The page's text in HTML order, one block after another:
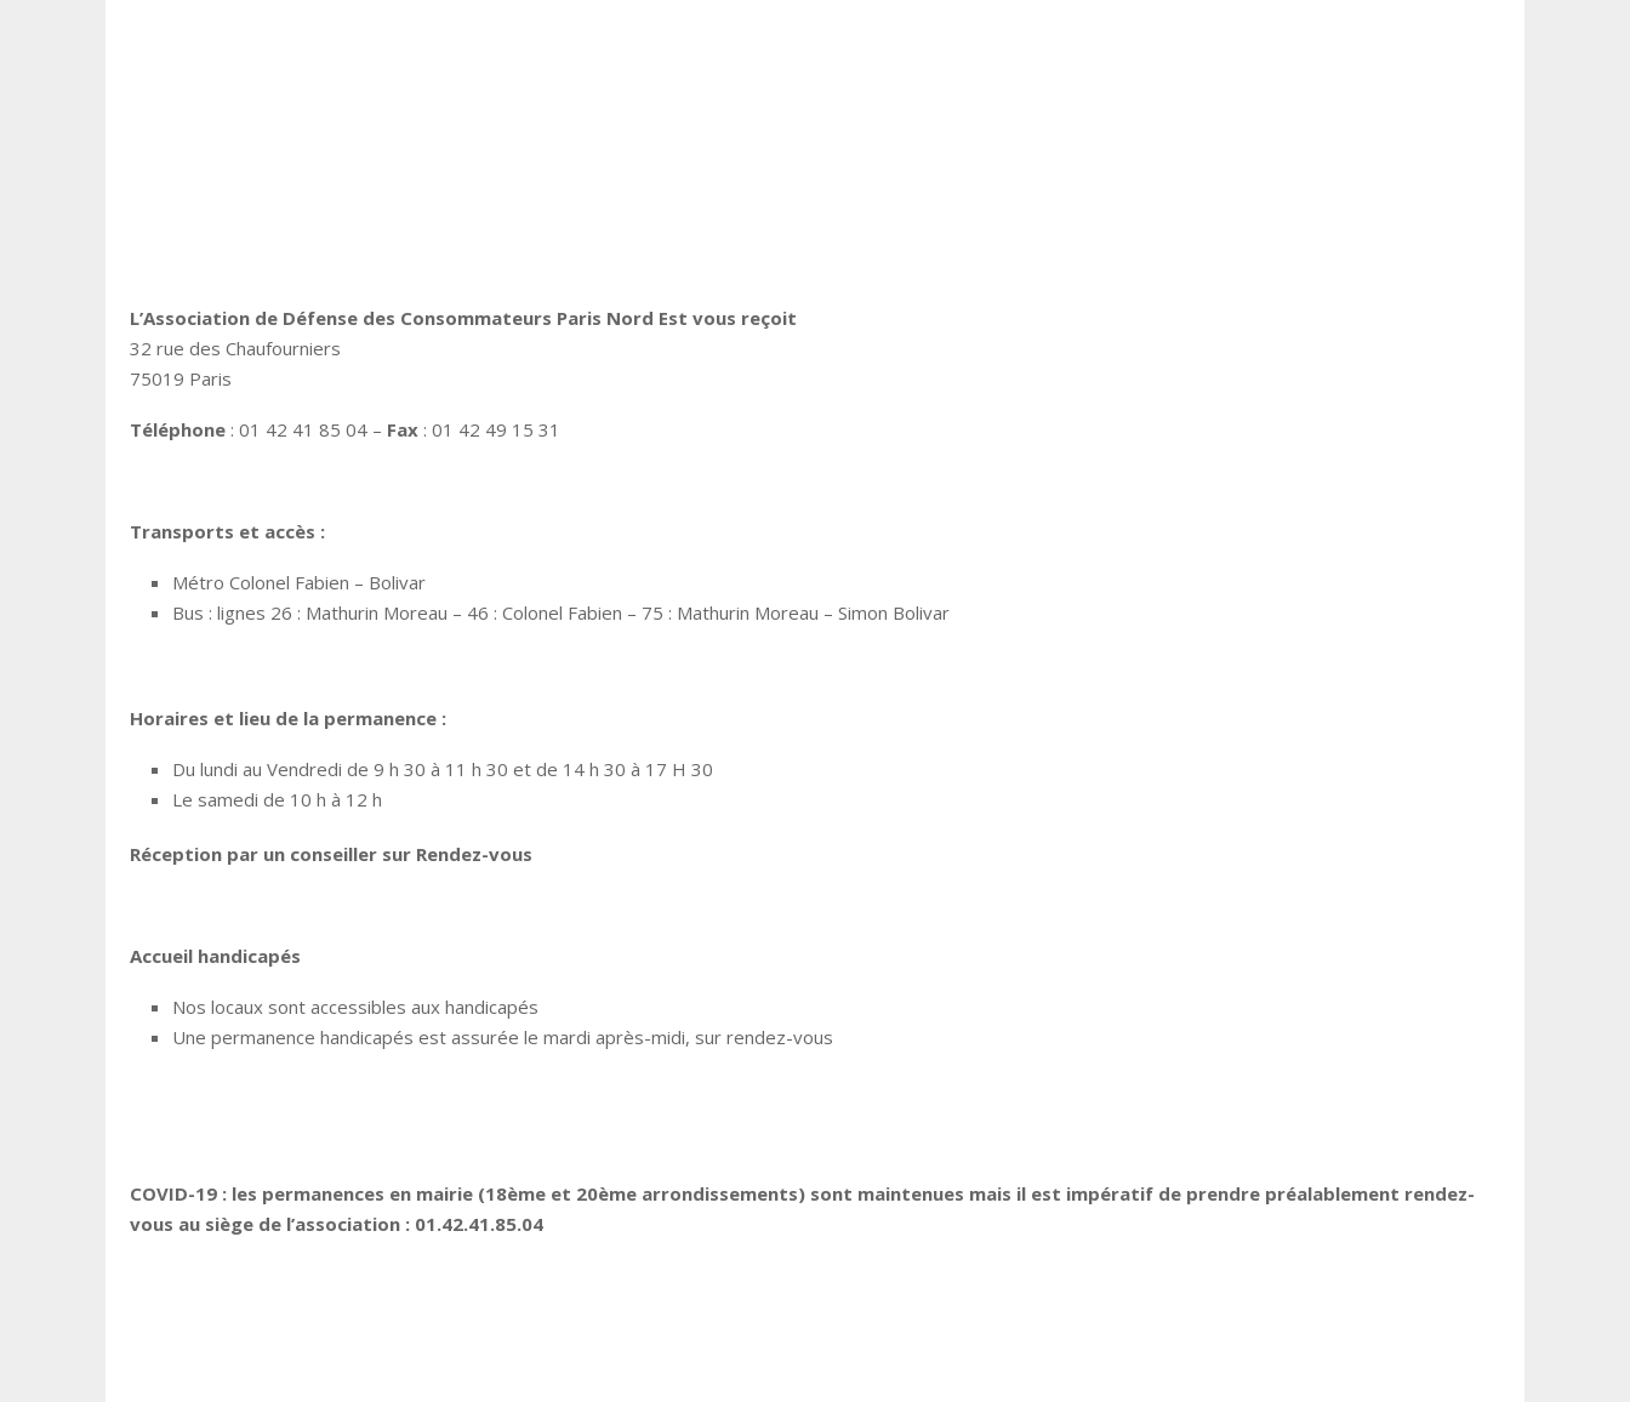
L’Association de Défense des Consommateurs Paris Nord Est vous reçoit
32 rue des Chaufourniers
75019 Paris
Téléphone : 01 42 41 85 04 – Fax : 01 42 49 15 31
Transports et accès :
Métro Colonel Fabien – Bolivar
Bus : lignes 26 : Mathurin Moreau – 46 : Colonel Fabien – 75 : Mathurin Moreau – Simon Bolivar
Horaires et lieu de la permanence :
Du lundi au Vendredi de 9 h 30 à 11 h 30 et de 14 h 30 à 17 H 30
Le samedi de 10 h à 12 h
Réception par un conseiller sur Rendez-vous
Accueil handicapés
Nos locaux sont accessibles aux handicapés
Une permanence handicapés est assurée le mardi après-midi, sur rendez-vous
COVID-19 : les permanences en mairie (18ème et 20ème arrondissements) sont maintenues mais il est impératif de prendre préalablement rendez-
vous au siège de l’association : 01.42.41.85.04